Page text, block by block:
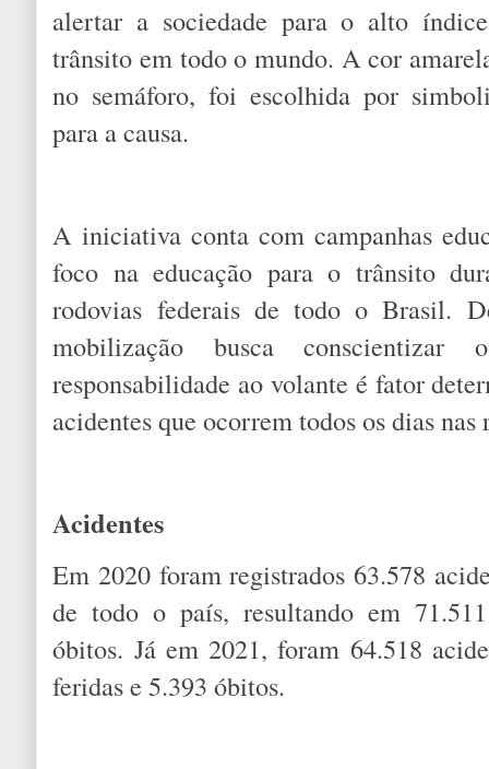
alertar a sociedade para o alto
trânsito em todo o mundo. A cor
no semáforo, foi escolhida por
para a causa.
A iniciativa conta com campanhas
foco na educação para o trânsito
rodovias federais de todo o Brasil.
mobilização busca
responsabilidade ao volante é fator
acidentes que ocorrem todos os dias
Acidentes
Em 2020 foram registrados 63.578
de todo o país, resultando em
óbitos. Já em 2021, foram 64.518
feridas e 5.393 óbitos.